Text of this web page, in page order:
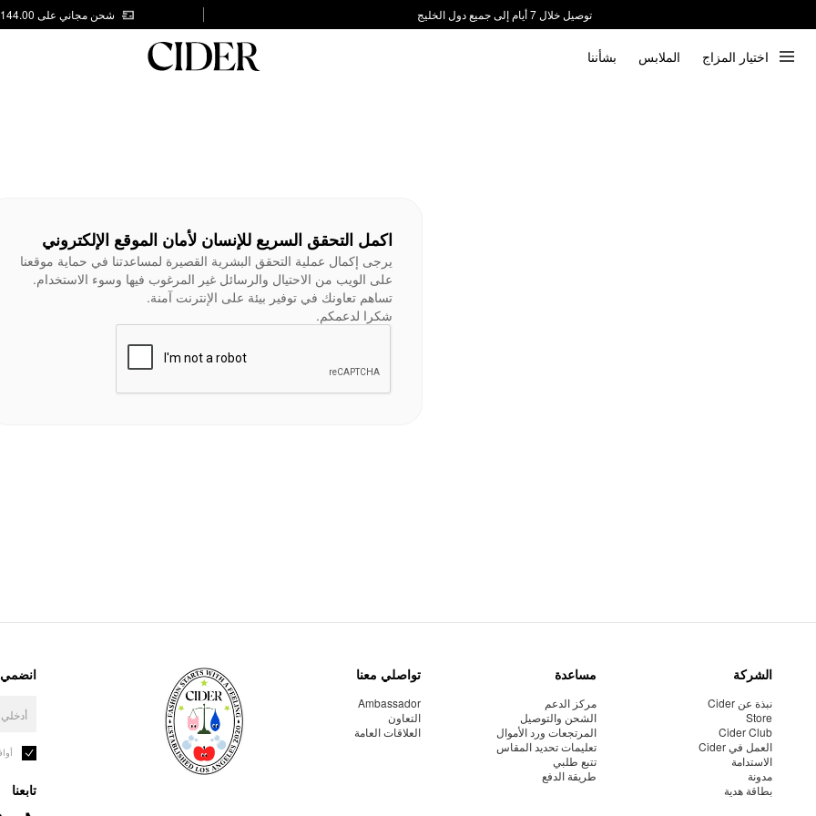
توصيل خلال 7 أيام إلى جميع دول الخليج
شحن مجاني على AED 144.00
اختيار المزاج الملابس بشأننا
اكمل التحقق السريع للإنسان لأمان الموقع الإلكتروني
يرجى إكمال عملية التحقق البشرية القصيرة لمساعدتنا في حماية موقعنا
على الويب من الاحتيال والرسائل غير المرغوب فيها وسوء الاستخدام.
تساهم تعاونك في توفير بيئة على الإنترنت آمنة.
شكرا لدعمكم.
الشركة
نبذة عن Cider
Store
Cider Club
العمل في Cider
الاستدامة
مدونة
بطاقة هدية
مساعدة
مركز الدعم
الشحن والتوصيل
المرتجعات ورد الأموال
تعليمات تحديد المقاس
تتبع طلبي
طريقة الدفع
تواصلي معنا
Ambassador
التعاون
العلاقات العامة
انضمي
تابعنا